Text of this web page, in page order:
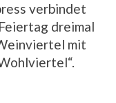
verbindet
dreimal
mit